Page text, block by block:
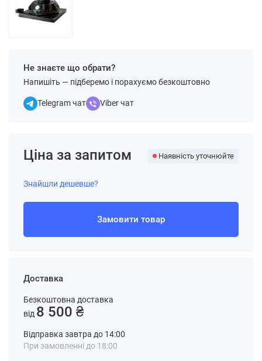
Не знаєте що обрати?
Напишіть — підберемо і порахуємо безкоштовно
Telegram чат Viber чат
Доставка
Безкоштовна доставка
від 8 500 ₴
Відправка завтра до 14:00
При замовленні до 18:00
Ціна за запитом Наявність уточнюйте
Знайшли дешевше?
Замовити товар